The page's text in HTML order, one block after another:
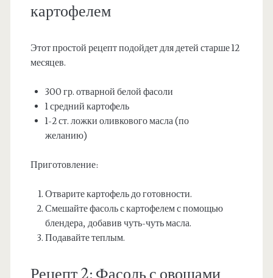
картофелем
Этот простой рецепт подойдет для детей старше 12
месяцев.
300 гр. отварной белой фасоли
1 средний картофель
1-2 ст. ложки оливкового масла (по
желанию)
Приготовление:
Отварите картофель до готовности.
Смешайте фасоль с картофелем с помощью
блендера, добавив чуть-чуть масла.
Подавайте теплым.